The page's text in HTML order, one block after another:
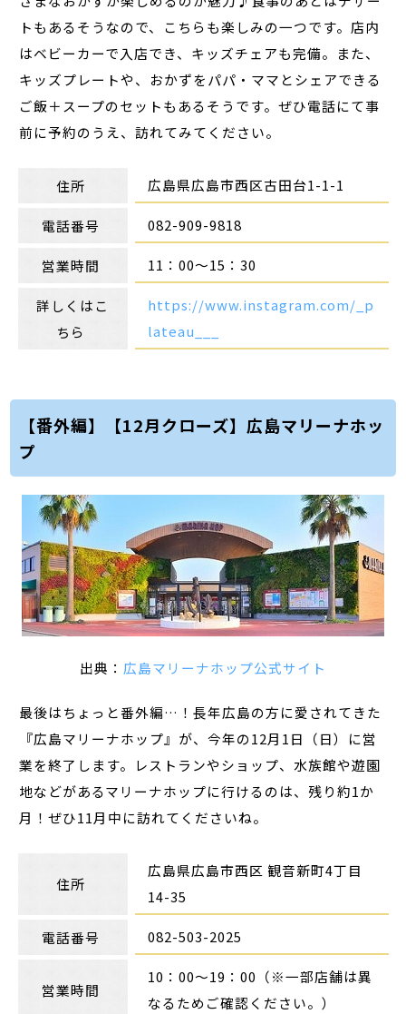
トもあるそうなので、こちらも楽しみの一つです。店内
はベビーカーで入店でき、キッズチェアも完備。また、
キッズプレートや、おかずをパパ・ママとシェアできる
ご飯＋スープのセットもあるそうです。ぜひ電話にて事
前に予約のうえ、訪れてみてください。
住所 広島県広島市西区古田台1-1-1
電話番号 082-909-9818
営業時間 11：00～15：30
詳しくはこ
ちら
https://www.instagram.com/_p
lateau___
【番外編】【12月クローズ】広島マリーナホッ
プ
出典： 広島マリーナホップ公式サイト
最後はちょっと番外編…！長年広島の方に愛されてきた
『広島マリーナホップ』が、今年の12月1日（日）に営
業を終了します。レストランやショップ、水族館や遊園
地などがあるマリーナホップに行けるのは、残り約1か
月！ぜひ11月中に訪れてくださいね。
住所
広島県広島市西区 観音新町4丁目
14-35
電話番号 082-503-2025
営業時間
10：00～19：00（※一部店舗は異
なるためご確認ください。）